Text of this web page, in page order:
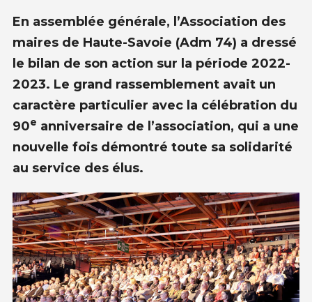
En assemblée générale, l’Association des
maires de Haute-Savoie (Adm 74) a dressé
le bilan de son action sur la période 2022-
2023. Le grand rassemblement avait un
caractère particulier avec la célébration du
90e anniversaire de l’association, qui a une
nouvelle fois démontré toute sa solidarité
au service des élus.